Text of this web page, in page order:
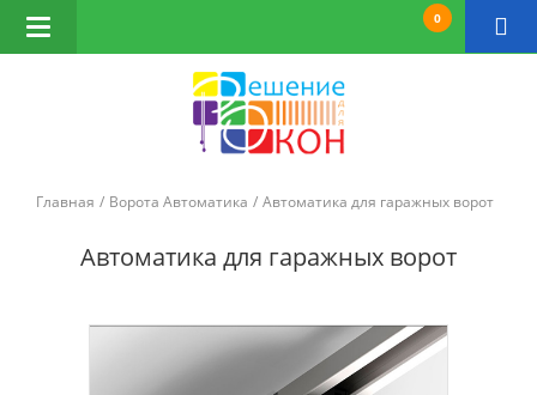
0
Открыть
навигацию
Главная Ворота Автоматика Автоматика для гаражных ворот
Автоматика для гаражных ворот